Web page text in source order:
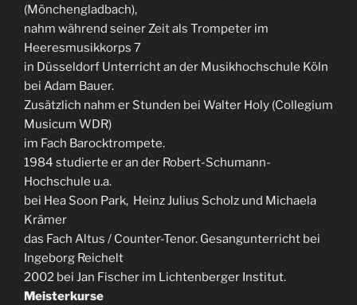
(Mönchengladbach),
nahm während seiner Zeit als Trompeter im
Heeresmusikkorps 7
in Düsseldorf Unterricht an der Musikhochschule Köln
bei Adam Bauer.
Zusätzlich nahm er Stunden bei Walter Holy (Collegium
Musicum WDR)
im Fach Barocktrompete.
1984 studierte er an der Robert-Schumann-
Hochschule u.a.
bei Hea Soon Park, Heinz Julius Scholz und Michaela
Krämer
das Fach Altus / Counter-Tenor. Gesangunterricht bei
Ingeborg Reichelt
2002 bei Jan Fischer im Lichtenberger Institut.
Meisterkurse